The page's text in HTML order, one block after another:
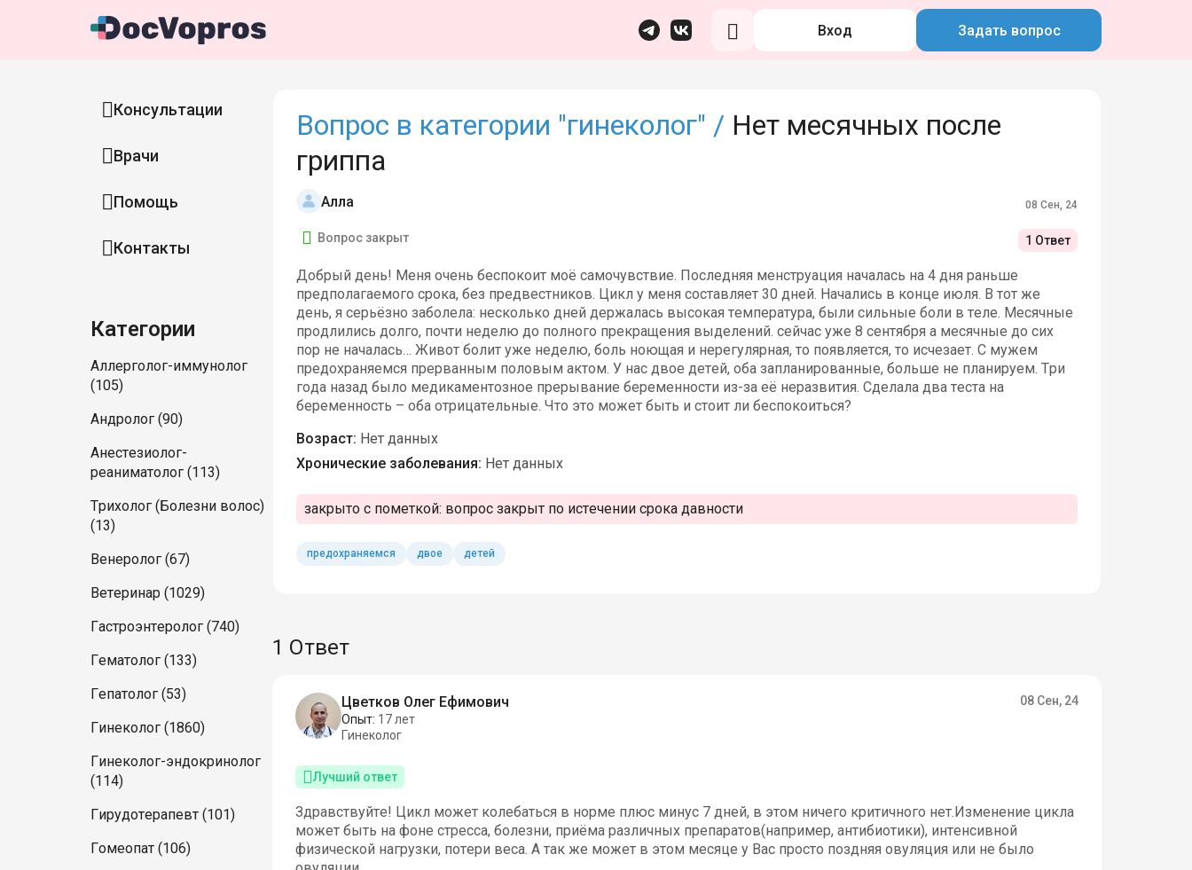
Вход Задать вопрос
Консультации
Врачи
Помощь
Контакты
Категории
Аллерголог-иммунолог
(105)
Андролог (90)
Анестезиолог-
реаниматолог (113)
Трихолог (Болезни волос)
(13)
Венеролог (67)
Ветеринар (1029)
Гастроэнтеролог (740)
Гематолог (133)
Гепатолог (53)
Гинеколог (1860)
Гинеколог-эндокринолог
(114)
Гирудотерапевт (101)
Гомеопат (106)
Вопрос в категории "гинеколог" / Нет месячных после
гриппа
Алла 08 Сен, 24
Вопрос закрыт 1 Ответ
Добрый день! Меня очень беспокоит моё самочувствие. Последняя менструация началась на 4 дня раньше
предполагаемого срока, без предвестников. Цикл у меня составляет 30 дней. Начались в конце июля. В тот же
день, я серьёзно заболела: несколько дней держалась высокая температура, были сильные боли в теле. Месячные
продлились долго, почти неделю до полного прекращения выделений. сейчас уже 8 сентября а месячные до сих
пор не началась… Живот болит уже неделю, боль ноющая и нерегулярная, то появляется, то исчезает. С мужем
предохраняемся прерванным половым актом. У нас двое детей, оба запланированные, больше не планируем. Три
года назад было медикаментозное прерывание беременности из-за её неразвития. Сделала два теста на
беременность – оба отрицательные. Что это может быть и стоит ли беспокоиться?
Возраст: Нет данных
Хронические заболевания: Нет данных
закрыто с пометкой: вопрос закрыт по истечении срока давности
предохраняемся двое детей
1 Ответ
Цветков Олег Ефимович
Опыт: 17 лет
Гинеколог
08 Сен, 24
Лучший ответ
Здравствуйте! Цикл может колебаться в норме плюс минус 7 дней, в этом ничего критичного нет. Изменение цикла
может быть на фоне стресса, болезни, приёма различных препаратов(например, антибиотики), интенсивной
физической нагрузки, потери веса. А так же может в этом месяце у Вас просто поздняя овуляция или не было